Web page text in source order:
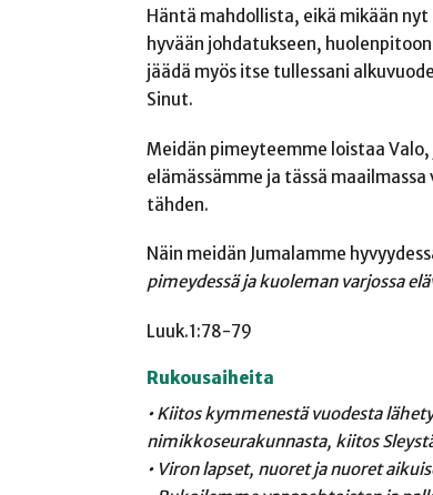
Häntä mahdollista, eikä mikään
hyvään johdatukseen,
jäädä myös itse tullessani
Sinut.
Meidän pimeyteemme loistaa Valo,
elämässämme ja tässä
tähden.
Näin meidän Jumalamme
pimeydessä ja kuoleman varjossa
Luuk.1:78-79
Rukousaiheita
• Kiitos kymmenestä vuodesta
nimikkoseurakunnasta, kiitos
• Viron lapset, nuoret ja nuoret